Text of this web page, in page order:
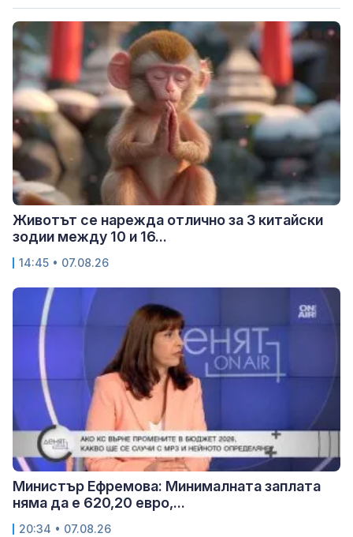
Животът се нарежда отлично за 3 китайски
зодии между 10 и 16...
14:45 • 07.08.26
Министър Ефремова: Минималната заплата
няма да е 620,20 евро,...
20:34 • 07.08.26